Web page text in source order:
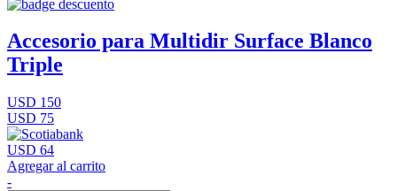
Accesorio para Multidir Surface Blanco
Triple
USD 150
USD 75
USD 64
Agregar al carrito
-